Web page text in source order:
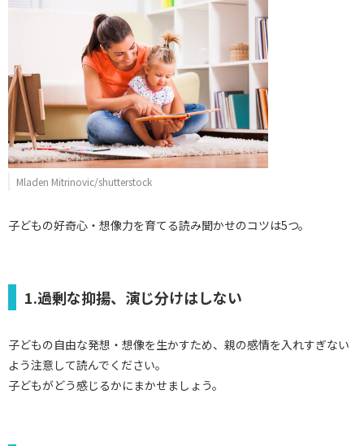
Mladen Mitrinovic/shutterstock
子どもの好奇心・想像力を育てる読み聞かせのコツは5つ。
1.過剰な抑揚、演じ分けはしない
子どもの自由な発想・想像を生かすため、親の感情を入れすぎない
よう注意して読んでください。
子どもがどう感じるかにまかせましょう。